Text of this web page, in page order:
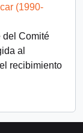
(1990-
del Comité
al
recibimiento